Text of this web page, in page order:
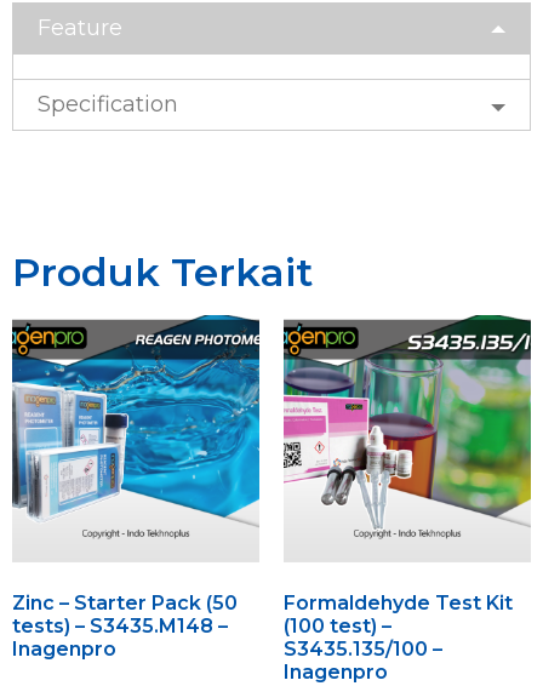
Feature
Specification
Produk Terkait
Zinc – Starter Pack (50
tests) – S3435.M148 –
Inagenpro
Formaldehyde Test Kit
(100 test) –
S3435.135/100 –
Inagenpro